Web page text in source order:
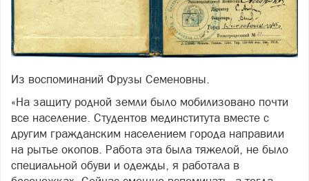
Из воспоминаний Фрузы Семеновны.
«На защиту родной земли было мобилизовано почти
все население. Студентов мединститута вместе с
другим гражданским населением города направили
на рытье окопов. Работа эта была тяжелой, не было
специальной обуви и одежды, я работала в